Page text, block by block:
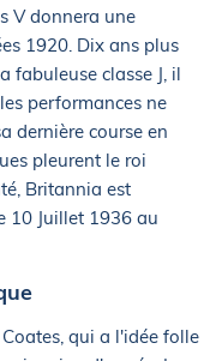
V donnera une
1920. Dix ans plus
fabuleuse classe J, il
performances ne
dernière course en
pleurent le roi
Britannia est
10 Juillet 1936 au
qui a l'idée folle